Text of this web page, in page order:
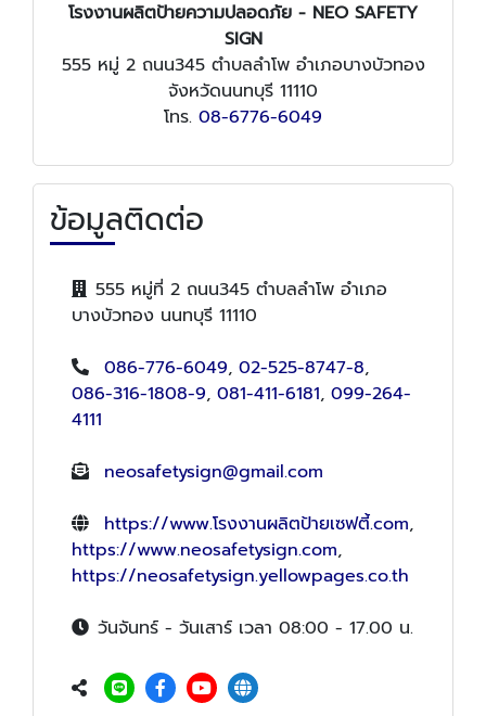
โรงงานผลิตป้ายความปลอดภัย - NEO SAFETY
SIGN
555 หมู่ 2 ถนน345 ตำบลลำโพ อำเภอบางบัวทอง
จังหวัดนนทบุรี 11110
โทร. 08-6776-6049
ข้อมูลติดต่อ
555 หมู่ที่ 2 ถนน345 ตำบลลำโพ อำเภอ
บางบัวทอง นนทบุรี 11110
086-776-6049, 02-525-8747-8,
086-316-1808-9, 081-411-6181, 099-264-
4111
neosafetysign@gmail.com
https://www.โรงงานผลิตป้ายเซฟตี้.com,
https://www.neosafetysign.com,
https://neosafetysign.yellowpages.co.th
วันจันทร์ - วันเสาร์ เวลา 08:00 - 17.00 น.